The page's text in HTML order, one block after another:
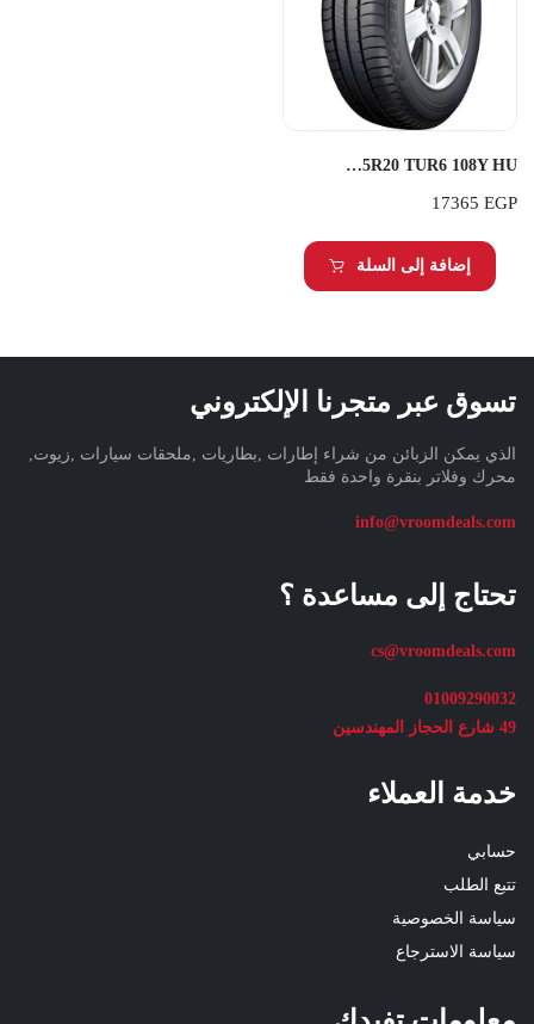
Bridgestone 265/45R20 TUR6 108Y HU
17365 EGP
إضافة إلى السلة
تسوق عبر متجرنا الإلكتروني
الذي يمكن الزبائن من شراء إطارات ,بطاريات ,ملحقات سيارات ,زيوت,
محرك وفلاتر بنقرة واحدة فقط
info@vroomdeals.com
تحتاج إلى مساعدة ؟
cs@vroomdeals.com
01009290032
49 شارع الحجاز المهندسين
خدمة العملاء
حسابي
تتبع الطلب
سياسة الخصوصية
سياسة الاسترجاع